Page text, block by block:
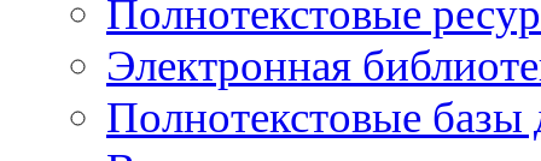
Полнотекстовые
Электронная
Полнотекстовые